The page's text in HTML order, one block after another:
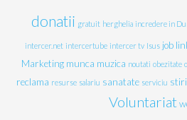
donatii gratuit herghelia incredere in
intercer.net intercertube intercer tv Isus job
Marketing munca muzica noutati obezitate
reclama resurse salariu sanatate serviciu stiri
Voluntariat